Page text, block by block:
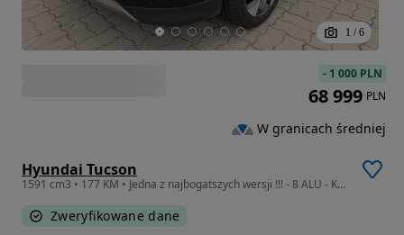
1 / 6
Hyundai Tucson
1591 cm3 • 177 KM • Jedna z najbogatszych wersji !!! - 8 ALU - Ksenon
Zweryfikowane dane
- 1 000 PLN
68 999 PLN
W granicach średniej